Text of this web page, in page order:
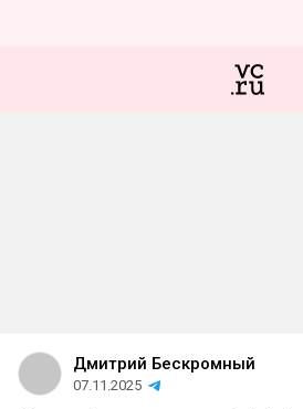
Дмитрий Бескромный
07.11.2025